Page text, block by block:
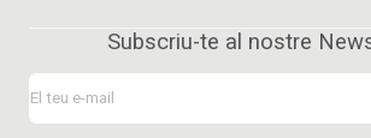
Subscriu-te al nostre